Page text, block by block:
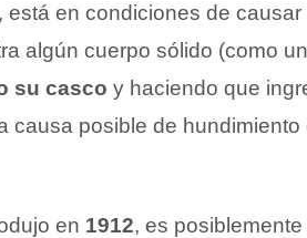
está en condiciones de causar
algún cuerpo sólido (como
su casco y haciendo que
causa posible de hundimiento
en 1912, es